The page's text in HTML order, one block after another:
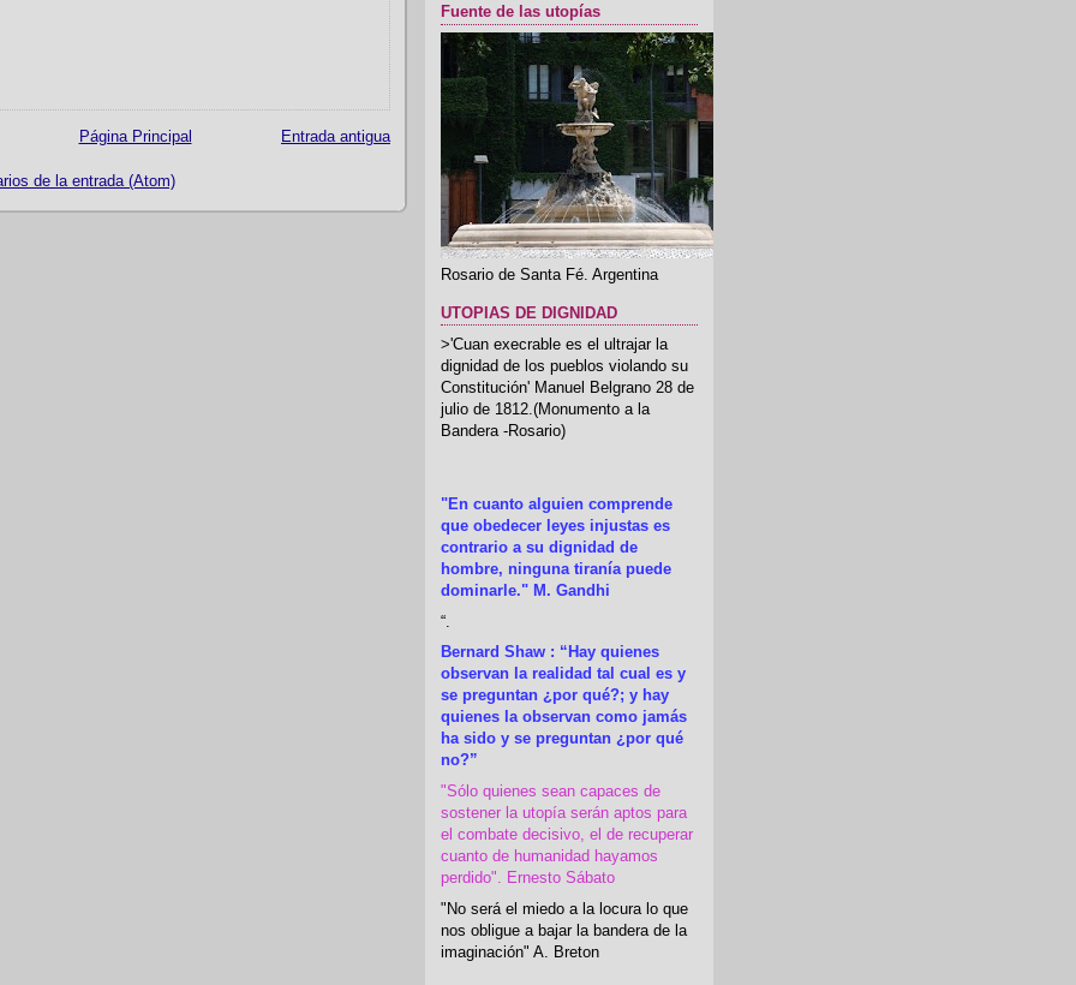
Entrada antigua
Página Principal
de la entrada (Atom)
Fuente de las utopías
Rosario de Santa Fé. Argentina
UTOPIAS DE DIGNIDAD
>'Cuan execrable es el ultrajar la
dignidad de los pueblos violando su
Constitución' Manuel Belgrano 28 de
julio de 1812.(Monumento a la
Bandera -Rosario)
"En cuanto alguien comprende
que obedecer leyes injustas es
contrario a su dignidad de
hombre, ninguna tiranía puede
dominarle." M. Gandhi
“.
Bernard Shaw : “Hay quienes
observan la realidad tal cual es y
se preguntan ¿por qué?; y hay
quienes la observan como jamás
ha sido y se preguntan ¿por qué
no?”
"Sólo quienes sean capaces de
sostener la utopía serán aptos para
el combate decisivo, el de recuperar
cuanto de humanidad hayamos
perdido". Ernesto Sábato
"No será el miedo a la locura lo que
nos obligue a bajar la bandera de la
imaginación" A. Breton